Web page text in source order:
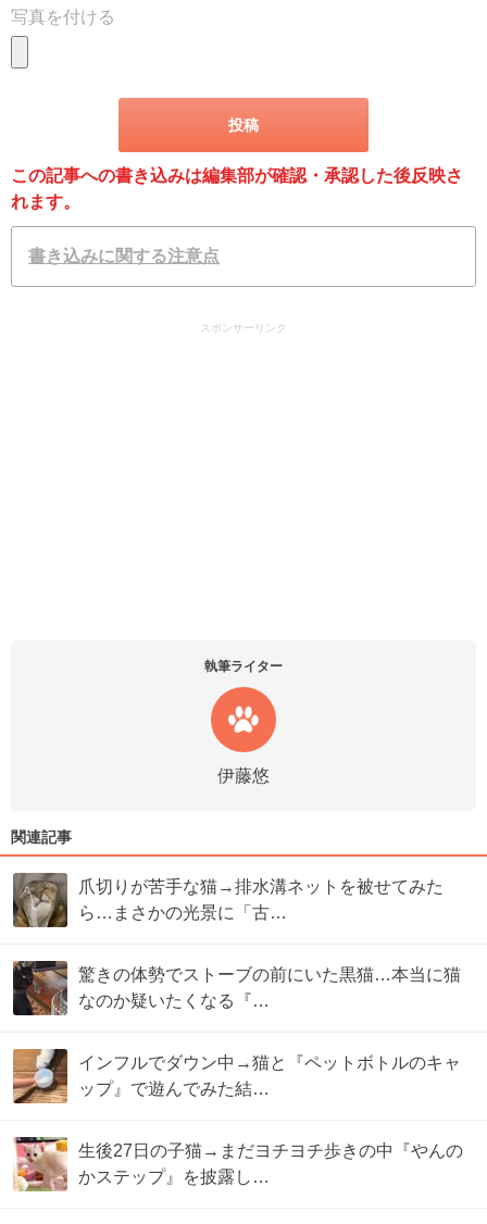
写真を付ける
この記事への書き込みは編集部が確認・承認した後反映さ
れます。
書き込みに関する注意点
スポンサーリンク
執筆ライター
伊藤悠
関連記事
爪切りが苦手な猫→排水溝ネットを被せてみた
ら…まさかの光景に「古…
驚きの体勢でストーブの前にいた黒猫…本当に猫
なのか疑いたくなる『…
インフルでダウン中→猫と『ペットボトルのキャ
ップ』で遊んでみた結…
生後27日の子猫→まだヨチヨチ歩きの中『やんの
かステップ』を披露し…